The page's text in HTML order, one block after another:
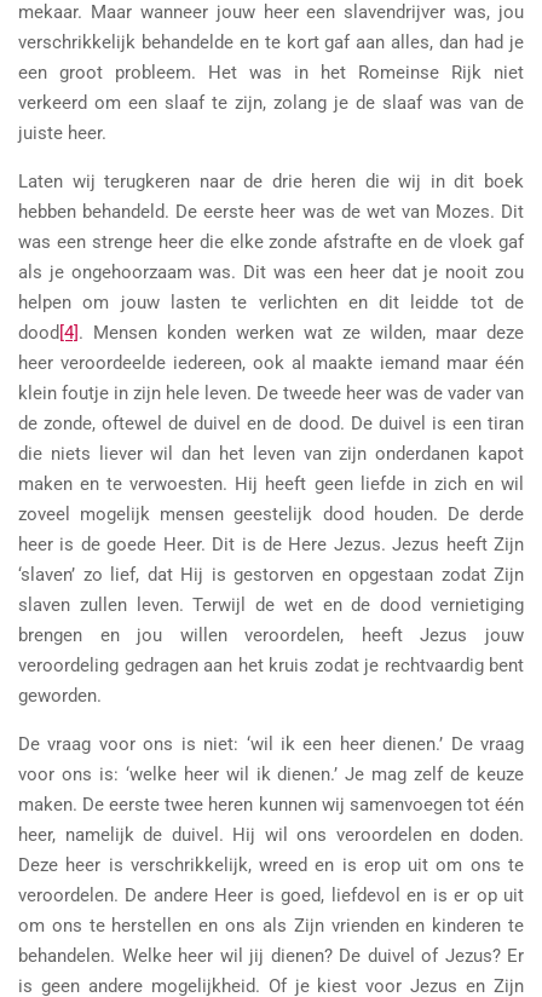
mekaar. Maar wanneer jouw heer een slavendrijver was, jou
verschrikkelijk behandelde en te kort gaf aan alles, dan had je
een groot probleem. Het was in het Romeinse Rijk niet
verkeerd om een slaaf te zijn, zolang je de slaaf was van de
juiste heer.
Laten wij terugkeren naar de drie heren die wij in dit boek
hebben behandeld. De eerste heer was de wet van Mozes. Dit
was een strenge heer die elke zonde afstrafte en de vloek gaf
als je ongehoorzaam was. Dit was een heer dat je nooit zou
helpen om jouw lasten te verlichten en dit leidde tot de
dood [4]. Mensen konden werken wat ze wilden, maar deze
heer veroordeelde iedereen, ook al maakte iemand maar één
klein foutje in zijn hele leven. De tweede heer was de vader van
de zonde, oftewel de duivel en de dood. De duivel is een tiran
die niets liever wil dan het leven van zijn onderdanen kapot
maken en te verwoesten. Hij heeft geen liefde in zich en wil
zoveel mogelijk mensen geestelijk dood houden. De derde
heer is de goede Heer. Dit is de Here Jezus. Jezus heeft Zijn
‘slaven’ zo lief, dat Hij is gestorven en opgestaan zodat Zijn
slaven zullen leven. Terwijl de wet en de dood vernietiging
brengen en jou willen veroordelen, heeft Jezus jouw
veroordeling gedragen aan het kruis zodat je rechtvaardig bent
geworden.
De vraag voor ons is niet: ‘wil ik een heer dienen.’ De vraag
voor ons is: ‘welke heer wil ik dienen.’ Je mag zelf de keuze
maken. De eerste twee heren kunnen wij samenvoegen tot één
heer, namelijk de duivel. Hij wil ons veroordelen en doden.
Deze heer is verschrikkelijk, wreed en is erop uit om ons te
veroordelen. De andere Heer is goed, liefdevol en is er op uit
om ons te herstellen en ons als Zijn vrienden en kinderen te
behandelen. Welke heer wil jij dienen? De duivel of Jezus? Er
is geen andere mogelijkheid. Of je kiest voor Jezus en Zijn